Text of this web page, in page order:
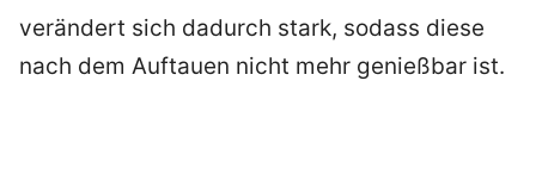
verändert sich dadurch stark, sodass diese
nach dem Auftauen nicht mehr genießbar ist.